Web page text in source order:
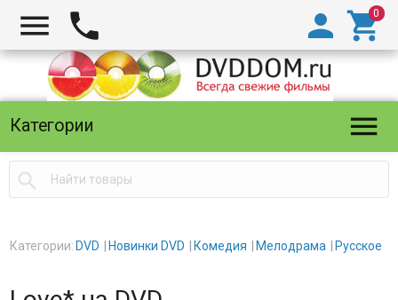
  

Категории 

Категории: DVD Новинки DVD Комедия Мелодрама Русское